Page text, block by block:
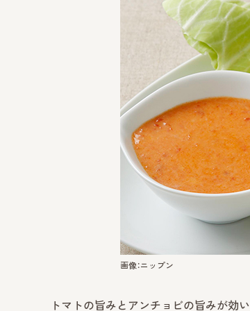
画像：ニップン
トマトの旨みとアンチョビの旨みが効